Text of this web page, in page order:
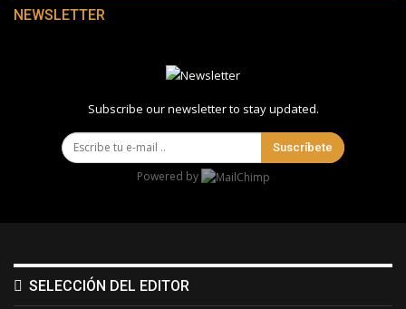
NEWSLETTER
Subscribe our newsletter to stay updated.
Suscríbete
Powered by
SELECCIÓN DEL EDITOR